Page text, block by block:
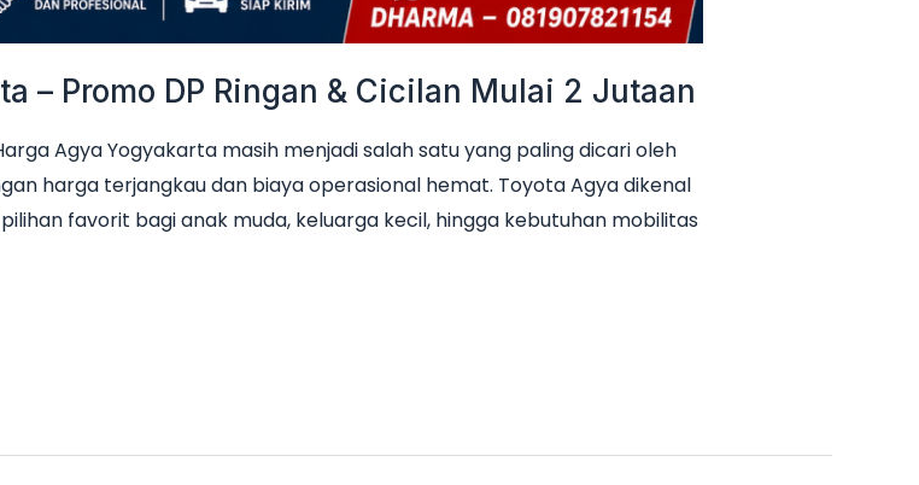
– Promo DP Ringan & Cicilan Mulai 2 Jutaan
Agya Yogyakarta masih menjadi salah satu yang paling dicari oleh
harga terjangkau dan biaya operasional hemat. Toyota Agya dikenal
favorit bagi anak muda, keluarga kecil, hingga kebutuhan mobilitas